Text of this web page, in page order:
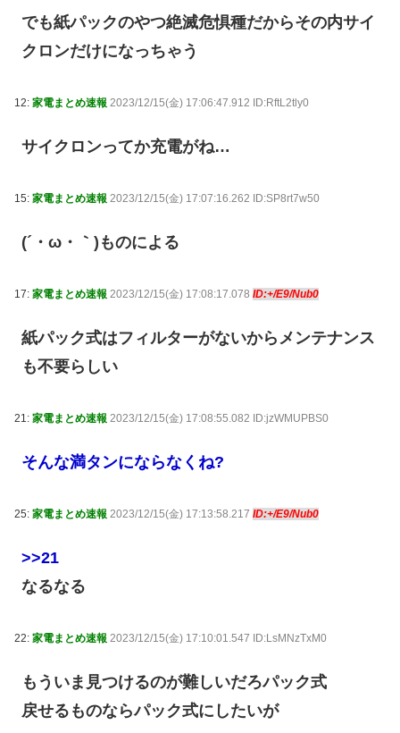
でも紙パックのやつ絶滅危惧種だからその内サイ
クロンだけになっちゃう
12: 家電まとめ速報 2023/12/15(金) 17:06:47.912 ID:RftL2tly0
サイクロンってか充電がね…
15: 家電まとめ速報 2023/12/15(金) 17:07:16.262 ID:SP8rt7w50
(´・ω・｀)ものによる
17: 家電まとめ速報 2023/12/15(金) 17:08:17.078 ID:+/E9/Nub0
紙パック式はフィルターがないからメンテナンス
も不要らしい
21: 家電まとめ速報 2023/12/15(金) 17:08:55.082 ID:jzWMUPBS0
そんな満タンにならなくね?
25: 家電まとめ速報 2023/12/15(金) 17:13:58.217 ID:+/E9/Nub0
>>21
なるなる
22: 家電まとめ速報 2023/12/15(金) 17:10:01.547 ID:LsMNzTxM0
もういま見つけるのが難しいだろパック式
戻せるものならパック式にしたいが